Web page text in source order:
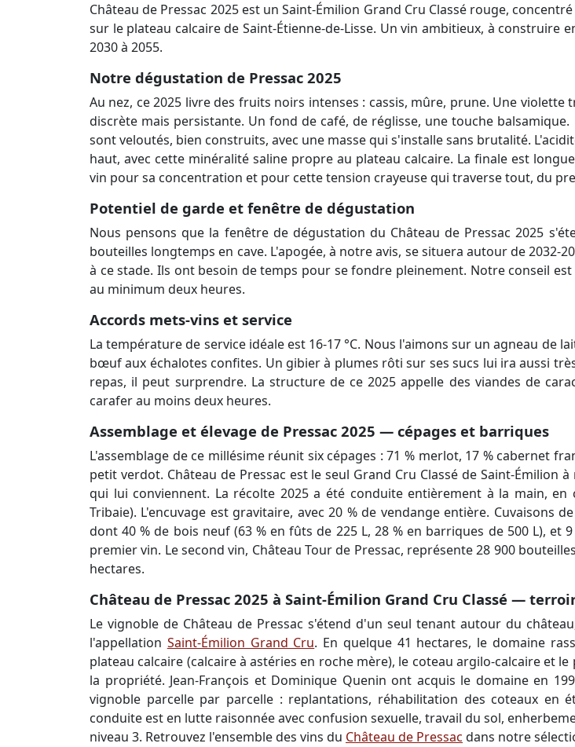
Château de Pressac 2025 est un Saint-Émilion Grand Cru Classé rouge,
sur le plateau calcaire de Saint-Étienne-de-Lisse. Un vin ambitieux, à
2030 à 2055.
Notre dégustation de Pressac 2025
Au nez, ce 2025 livre des fruits noirs intenses : cassis, mûre, prune. Une
discrète mais persistante. Un fond de café, de réglisse, une touche
sont veloutés, bien construits, avec une masse qui s'installe sans brutalité.
haut, avec cette minéralité saline propre au plateau calcaire. La finale est
vin pour sa concentration et pour cette tension crayeuse qui traverse tout, du
Potentiel de garde et fenêtre de dégustation
Nous pensons que la fenêtre de dégustation du Château de Pressac 2025
bouteilles longtemps en cave. L'apogée, à notre avis, se situera autour de 2032-
à ce stade. Ils ont besoin de temps pour se fondre pleinement. Notre conseil
au minimum deux heures.
Accords mets-vins et service
La température de service idéale est 16-17 °C. Nous l'aimons sur un agneau de
bœuf aux échalotes confites. Un gibier à plumes rôti sur ses sucs lui ira aussi
repas, il peut surprendre. La structure de ce 2025 appelle des viandes de
carafer au moins deux heures.
Assemblage et élevage de Pressac 2025 — cépages et barriques
L'assemblage de ce millésime réunit six cépages : 71 % merlot, 17 % cabernet
petit verdot. Château de Pressac est le seul Grand Cru Classé de Saint-Émilion
qui lui conviennent. La récolte 2025 a été conduite entièrement à la main,
Tribaie). L'encuvage est gravitaire, avec 20 % de vendange entière. Cuvaisons
dont 40 % de bois neuf (63 % en fûts de 225 L, 28 % en barriques de 500 L),
premier vin. Le second vin, Château Tour de Pressac, représente 28 900
hectares.
Château de Pressac 2025 à Saint-Émilion Grand Cru Classé —
Le vignoble de Château de Pressac s'étend d'un seul tenant autour du
l'appellation Saint-Émilion Grand Cru. En quelque 41 hectares, le domaine
plateau calcaire (calcaire à astéries en roche mère), le coteau argilo-calcaire et
la propriété. Jean-François et Dominique Quenin ont acquis le domaine en
vignoble parcelle par parcelle : replantations, réhabilitation des coteaux en
conduite est en lutte raisonnée avec confusion sexuelle, travail du sol,
niveau 3. Retrouvez l'ensemble des vins du Château de Pressac dans notre